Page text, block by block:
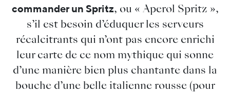
commander un Spritz, ou « Aperol Spritz »,
s’il est besoin d’éduquer les serveurs
récalcitrants qui n’ont pas encore enrichi
leur carte de ce nom mythique qui sonne
d’une manière bien plus chantante dans la
bouche d’une belle italienne rousse (pour